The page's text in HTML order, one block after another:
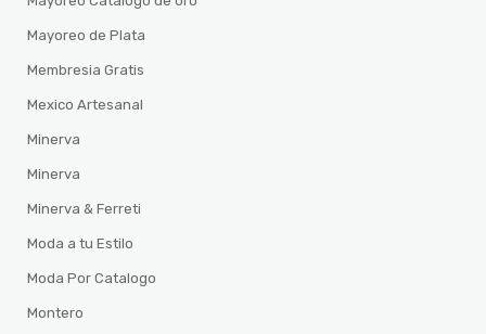
Mayoreo de Plata
Membresia Gratis
Mexico Artesanal
Minerva
Minerva
Minerva & Ferreti
Moda a tu Estilo
Moda Por Catalogo
Montero